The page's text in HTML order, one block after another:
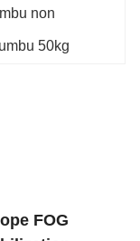
non
50kg
FOG